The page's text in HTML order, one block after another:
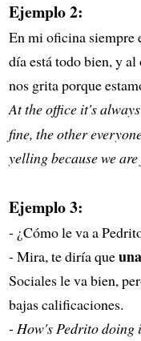
Ejemplo 2:
En mi oficina siempre
día está todo bien, y al
nos grita porque
At the office it's always
fine, the other
yelling because we
Ejemplo 3:
- ¿Cómo le va a
- Mira, te diría que
Sociales le va bien,
bajas calificaciones.
- How's Pedrito doing